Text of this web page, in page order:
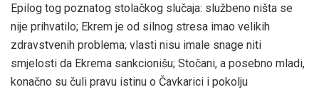
Epilog tog poznatog stolačkog slučaja: službeno ništa se
nije prihvatilo; Ekrem je od silnog stresa imao velikih
zdravstvenih problema; vlasti nisu imale snage niti
smjelosti da Ekrema sankcionišu; Stočani, a posebno mladi,
konačno su čuli pravu istinu o Čavkarici i pokolju